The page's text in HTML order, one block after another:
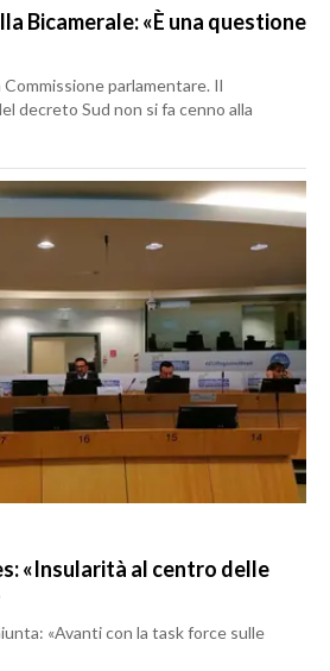
Bicamerale: «È una questione
parlamentare. Il
decreto Sud non si fa cenno alla
«Insularità al centro delle
«Avanti con la task force sulle